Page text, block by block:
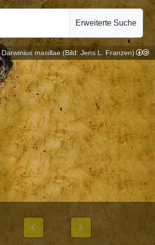
Erweiterte Suche
Previous Next
Darwinius masillae (Bild: Jens L. Franzen)